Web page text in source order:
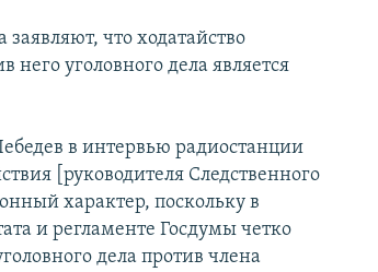
что ходатайство
него уголовного дела является
в интервью радиостанции
[руководителя Следственного
характер, поскольку в
и регламенте Госдумы четко
дела против члена